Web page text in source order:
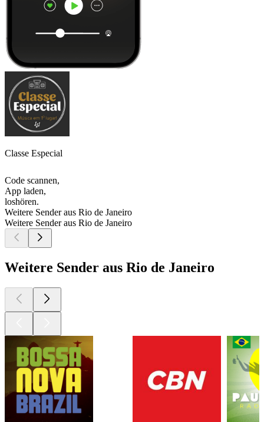
Classe Especial
Code scannen,
App laden,
loshören.
Weitere Sender aus Rio de Janeiro
Weitere Sender aus Rio de Janeiro
Weitere Sender aus Rio de Janeiro